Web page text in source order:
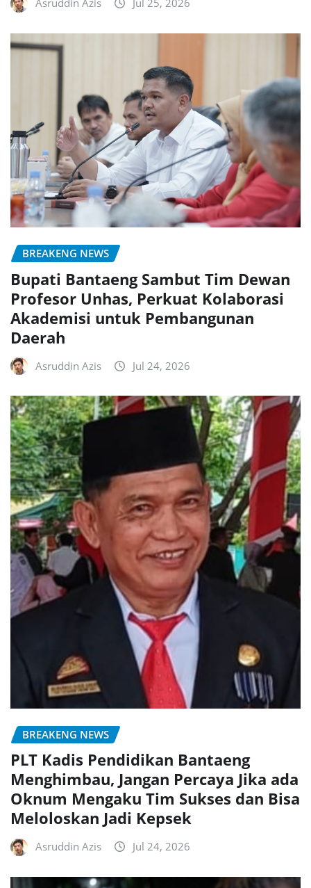
BREAKENG NEWS
Bupati Bantaeng Sambut Tim Dewan
Profesor Unhas, Perkuat Kolaborasi
Akademisi untuk Pembangunan
Daerah
Asruddin Azis Jul 24, 2026
BREAKENG NEWS
PLT Kadis Pendidikan Bantaeng
Menghimbau, Jangan Percaya Jika ada
Oknum Mengaku Tim Sukses dan Bisa
Meloloskan Jadi Kepsek
Asruddin Azis Jul 24, 2026